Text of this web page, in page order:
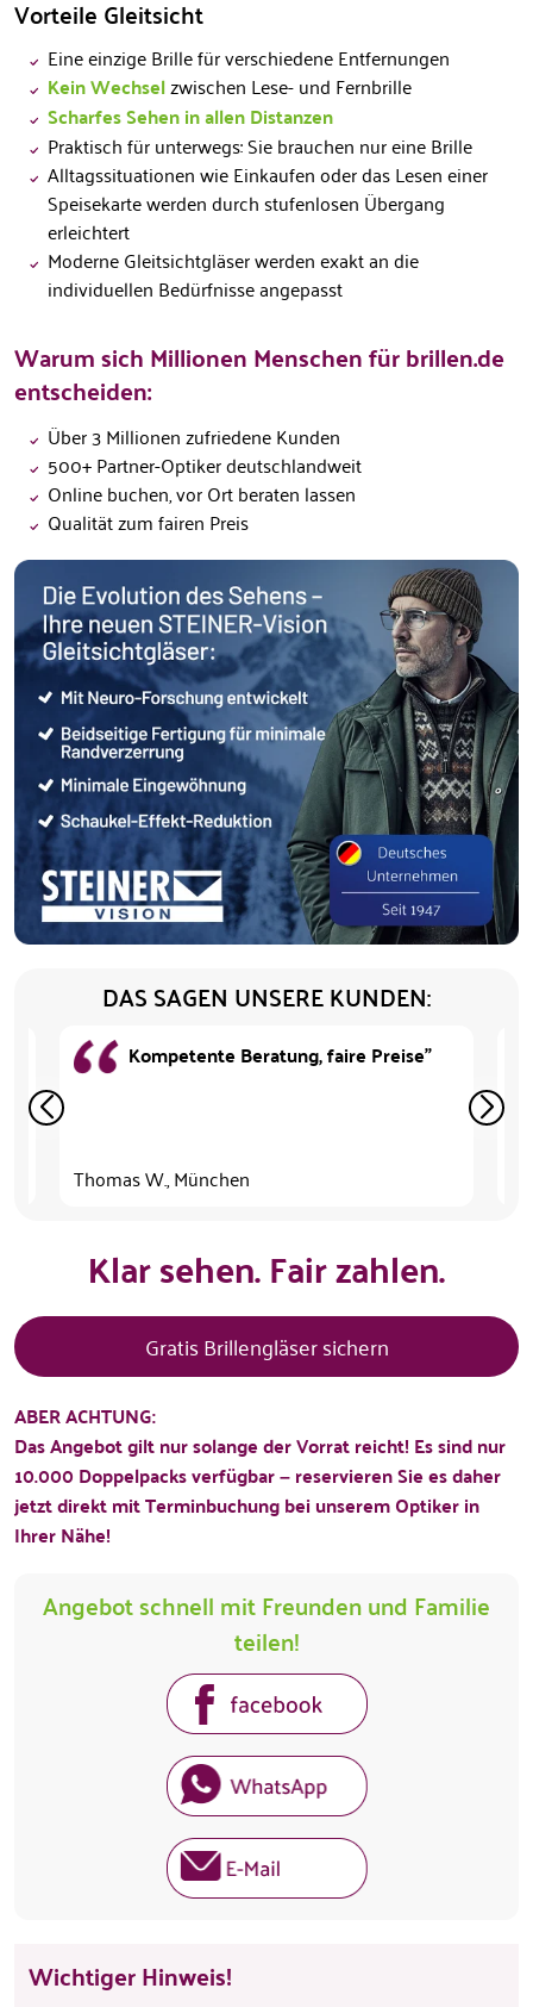
Vorteile Gleitsicht
Eine einzige Brille für verschiedene Entfernungen
Kein Wechselzwischen Lese- und Fernbrille
Scharfes Sehen in allen Distanzen
Praktisch für unterwegs: Sie brauchen nur eine Brille
Alltagssituationen wie Einkaufen oder das Lesen einer
Speisekarte werden durch stufenlosen Übergang
erleichtert
Moderne Gleitsichtgläser werden exakt an die
individuellen Bedürfnisse angepasst
Warum sich Millionen Menschen für brillen.de
entscheiden:
Über 3 Millionen zufriedene Kunden
500+ Partner-Optiker deutschlandweit
Online buchen, vor Ort beraten lassen
Qualität zum fairen Preis
DAS SAGEN UNSERE KUNDEN:
Kompetente Beratung, faire Preise"
Thomas W., München
Klar sehen. Fair zahlen.
Gratis Brillengläser sichern
ABER ACHTUNG:
Das Angebot gilt nur solange der Vorrat reicht! Es sind nur
10.000 Doppelpacks verfügbar – reservieren Sie es daher
jetzt direkt mit Terminbuchung bei unserem Optiker in
Ihrer Nähe!
Angebot schnell mit Freunden und Familie
teilen!
Wichtiger Hinweis!